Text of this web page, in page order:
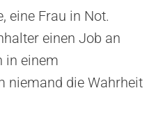
eine Frau in Not.
einen Job an
in einem
niemand die Wahrheit